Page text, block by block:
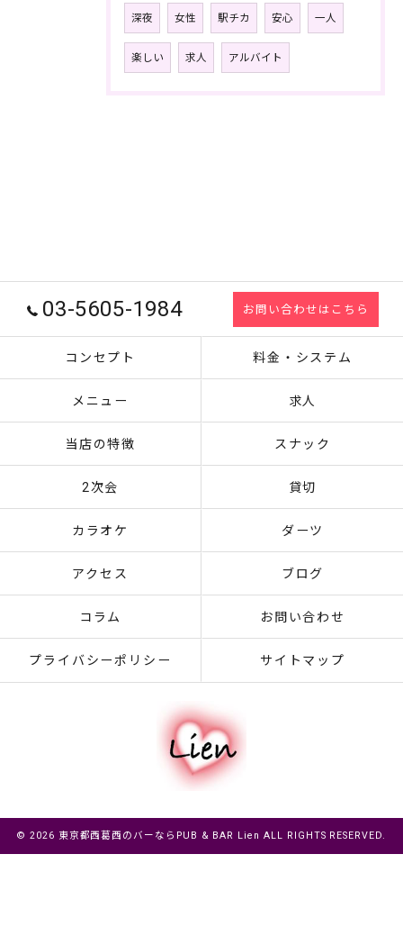
深夜 女性 駅チカ 安心 一人
楽しい 求人 アルバイト
03-5605-1984 お問い合わせはこちら
コンセプト 料金・システム
メニュー 求人
当店の特徴 スナック
2次会 貸切
カラオケ ダーツ
アクセス ブログ
コラム お問い合わせ
プライバシーポリシー サイトマップ
© 2026 東京都西葛西のバーならPUB & BAR Lien ALL RIGHTS RESERVED.